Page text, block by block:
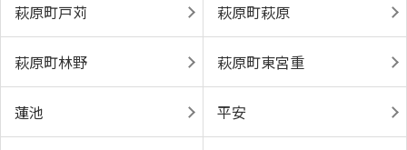
萩原町戸苅 萩原町萩原
萩原町林野 萩原町東宮重
蓮池 平安